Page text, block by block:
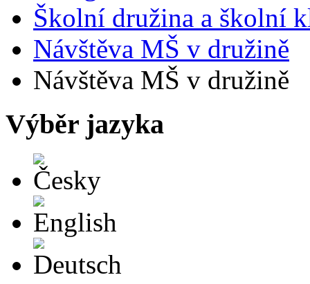
Školní družina a školní
Návštěva MŠ v družině
Návštěva MŠ v družině
Výběr jazyka